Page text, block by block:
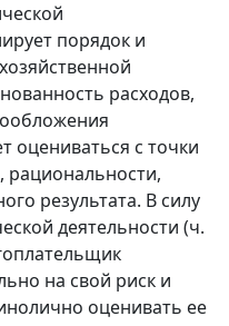
порядок и
расходов,
оцениваться с точки
рациональности,
результата. В силу
деятельности (ч.
на свой риск и
оценивать ее